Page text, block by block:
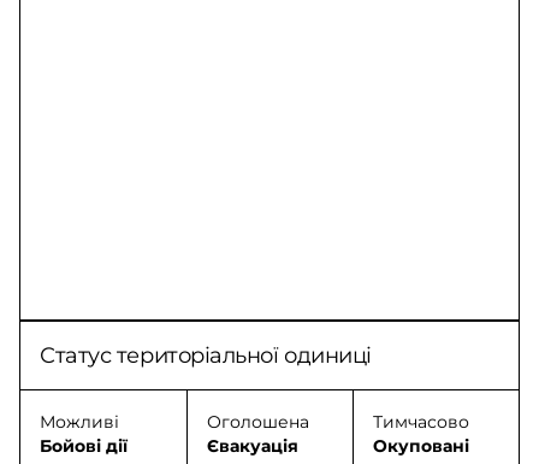
Статус територіальної одиниці
Можливі
Бойові дії
Оголошена
Євакуація
Тимчасово
Окуповані